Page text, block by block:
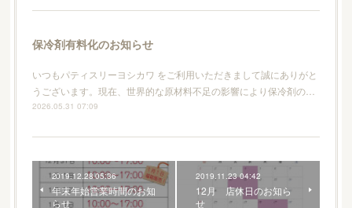
保冷剤有料化のお知らせ
いつもパティスリーヨシカワ をご利用いただきまして誠にありがと
うございます。現在、世界的な原材料不足の影響により保冷剤の…
2026.05.31 07:09
2019.12.28 05:36
年末年始営業時間のお知
らせ
2019.11.23 04:42
12月 店休日のお知ら
せ